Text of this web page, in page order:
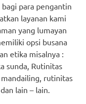
para pengantin
layanan kami
yang lumayan
opsi busana
etika misalnya :
sunda, Rutinitas
mandailing, rutinitas
lain – lain.